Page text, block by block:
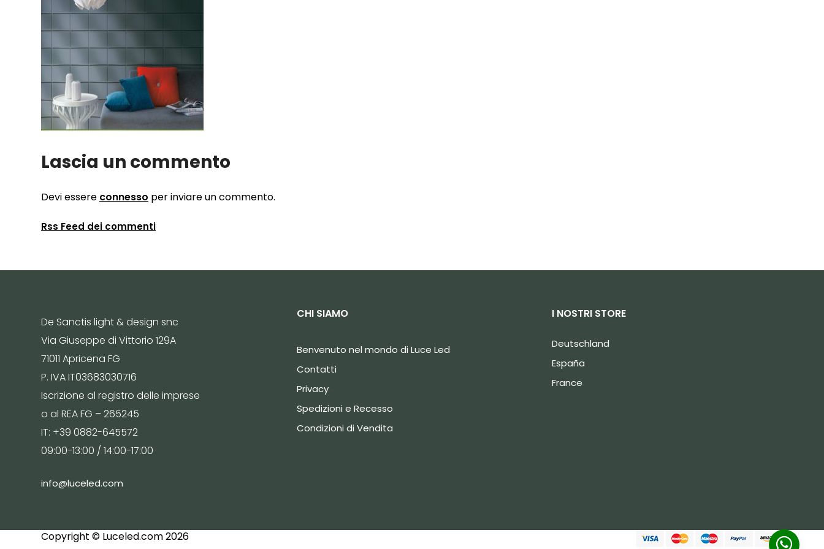
Lascia un commento
Devi essere connesso per inviare un commento.
Rss Feed dei commenti
De Sanctis light & design snc
Via Giuseppe di Vittorio 129A
71011 Apricena FG
P. IVA IT03683030716
Iscrizione al registro delle imprese
o al REA FG – 265245
IT: +39 0882-645572
09:00-13:00 / 14:00-17:00
info@luceled.com
CHI SIAMO
Benvenuto nel mondo di Luce Led
Contatti
Privacy
Spedizioni e Recesso
Condizioni di Vendita
I NOSTRI STORE
Deutschland
España
France
Copyright © Luceled.com 2026